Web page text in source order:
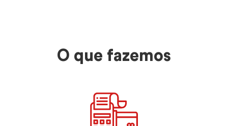
O que fazemos